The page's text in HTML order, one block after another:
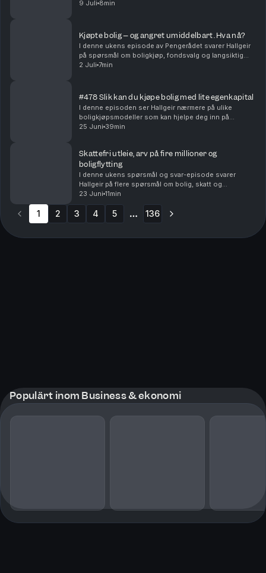
om: • Hvordan du kan redusere teknologivekten i
9 Juli 8min
Kjøpte bolig – og angret umiddelbart. Hva nå?
I denne ukens episode av Pengerådet svarer Hallgeir
på spørsmål om boligkjøp, fondsvalg og langsiktig
sparing. Du får blant annet høre om: • Hva du bør gjøre
2 Juli 7min
#478 Slik kan du kjøpe bolig med lite egenkapital
I denne episoden ser Hallgeir nærmere på ulike
boligkjøpsmodeller som kan hjelpe deg inn på
boligmarkedet selv om egenkapitalen er liten – eller
25 Juni 39min
Skattefri utleie, arv på fire millioner og
boligflytting
I denne ukens spørsmål og svar-episode svarer
Hallgeir på flere spørsmål om bolig, skatt og
investeringer. Du får blant annet høre om: • Når utleie
av den andre delen av en tomannsbolig kan bli
skatte...
23 Juni 11min
1 2 3 4 5 136
Populärt inom Business & ekonomi